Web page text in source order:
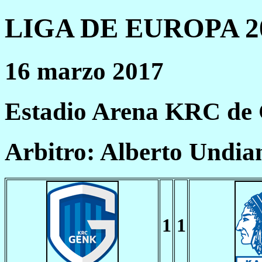
LIGA DE EUROPA
16 marzo 2017
Estadio Arena KRC de
Arbitro: Alberto
1 1